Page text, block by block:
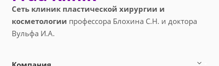
Сеть клиник пластической хирургии и
косметологии профессора Блохина С.Н. и доктора
Вульфа И.А.